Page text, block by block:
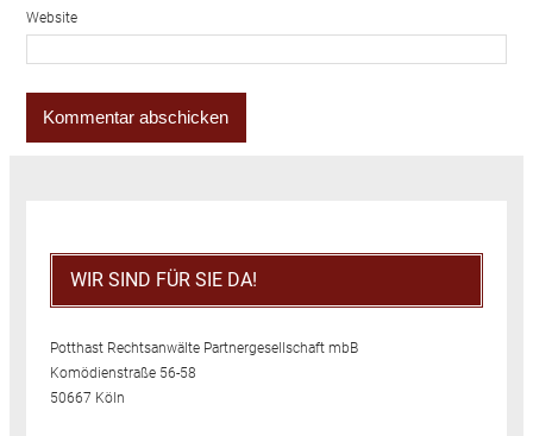
Website
WIR SIND FÜR SIE DA!
Potthast Rechtsanwälte Partnergesellschaft mbB
Komödienstraße 56-58
50667 Köln